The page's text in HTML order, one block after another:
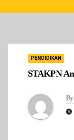
PENDIDIKAN
STAKPN
By